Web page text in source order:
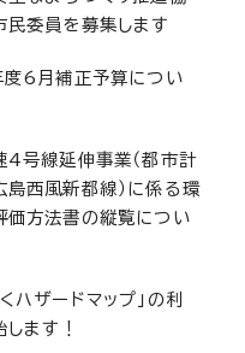
民委員を募集します
6月補正予算につい
4号線延伸事業（都市計
島西風新都線）に係る環
価方法書の縦覧につい
ハザードマップ」の利
ます！